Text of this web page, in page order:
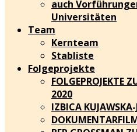
auch
Universitäten
Team
Kernteam
Stabliste
Folgeprojekte
FOLGEPROJEKTE
2020
IZBICA